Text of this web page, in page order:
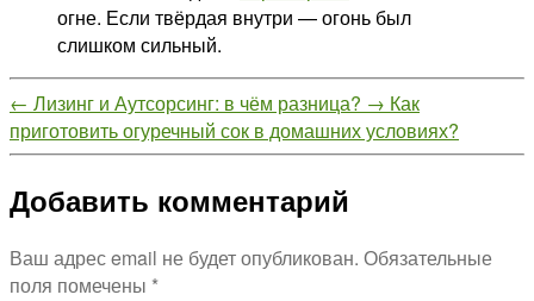
огне. Если твёрдая внутри — огонь был
слишком сильный.
← Лизинг и Аутсорсинг: в чём разница? → Как
приготовить огуречный сок в домашних условиях?
Добавить комментарий
Ваш адрес email не будет опубликован. Обязательные
поля помечены *